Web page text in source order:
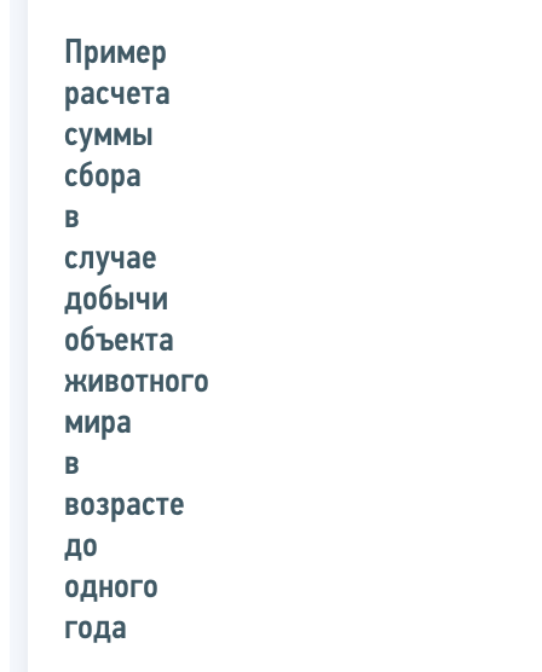
Пример
расчета
суммы
сбора
в
случае
добычи
объекта
животного
мира
в
возрасте
до
одного
года